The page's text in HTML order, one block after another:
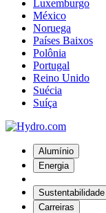
Luxemburgo
México
Noruega
Países Baixos
Polônia
Portugal
Reino Unido
Suécia
Suíça
Alumínio
Energia
Sustentabilidade
Carreiras